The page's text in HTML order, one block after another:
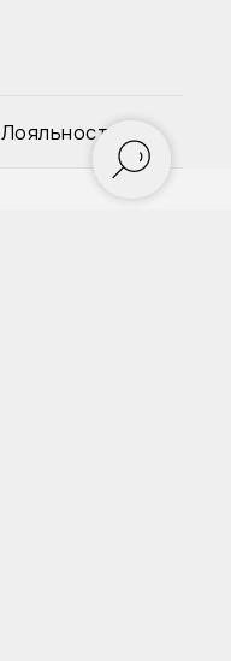
Лояльность